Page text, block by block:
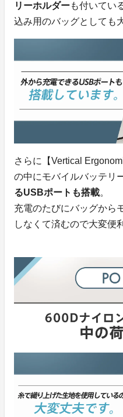
リーホルダーも付いてい
込み用のバッグとしても
さらに【Vertical
の中にモバイルバッテリ
るUSBポートも搭載。
充電のたびにバッグから
しなくて済むので大変便